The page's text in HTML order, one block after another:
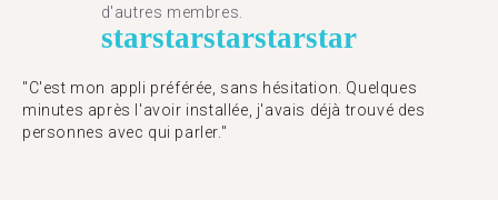
d'autres membres.
starstarstarstarstar
"C'est mon appli préférée, sans hésitation. Quelques
minutes après l'avoir installée, j'avais déjà trouvé des
personnes avec qui parler."